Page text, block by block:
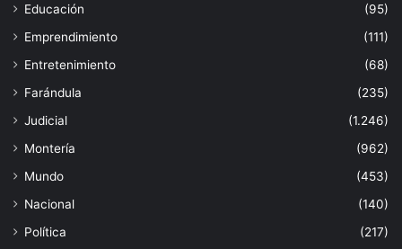
Educación
(95)
Emprendimiento
(111)
Entretenimiento
(68)
Farándula
(235)
Judicial
(1.246)
Montería
(962)
Mundo
(453)
Nacional
(140)
Política
(217)